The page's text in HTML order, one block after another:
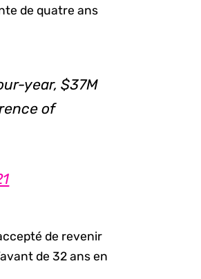
de quatre ans
year, $37M
of
de revenir
de 32 ans en